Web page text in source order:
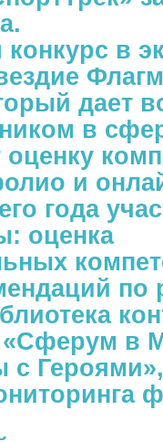
в
дает
в
и
года
оценка
по
«Сферум в